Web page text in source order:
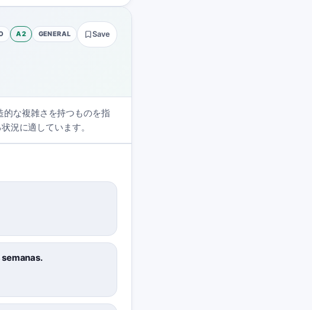
A2 GENERAL Save
的な複雑さを持つものを指
況に適しています。